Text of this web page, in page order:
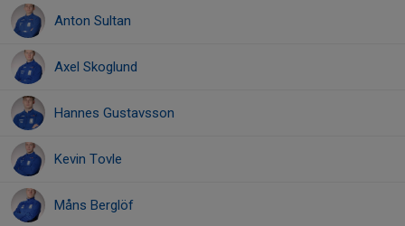
Anton Sultan
Axel Skoglund
Hannes Gustavsson
Kevin Tovle
Måns Berglöf